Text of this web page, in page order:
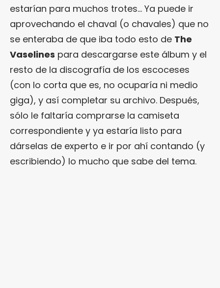
estarían para muchos trotes… Ya puede ir
aprovechando el chaval (o chavales) que no
se enteraba de que iba todo esto de The
Vaselines para descargarse este álbum y el
resto de la discografía de los escoceses
(con lo corta que es, no ocuparía ni medio
giga), y así completar su archivo. Después,
sólo le faltaría comprarse la camiseta
correspondiente y ya estaría listo para
dárselas de experto e ir por ahí contando (y
escribiendo) lo mucho que sabe del tema.